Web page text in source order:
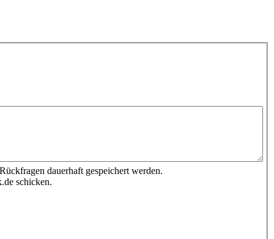
dauerhaft gespeichert werden.
schicken.